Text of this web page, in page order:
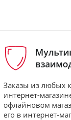
Заказы из любых
интернет-
офлайновом
его в интернет-